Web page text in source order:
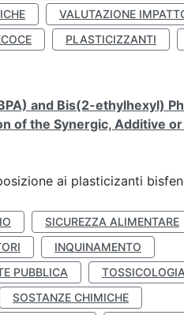
VALUTAZIONE
PLASTICIZZANTI
and Bis(2-ethylhexyl)
of the Synergic, Additive
ai plasticizanti
SICUREZZA ALIMENTARE
INQUINAMENTO
PUBBLICA
TOSSICOLOGIA
SOSTANZE CHIMICHE